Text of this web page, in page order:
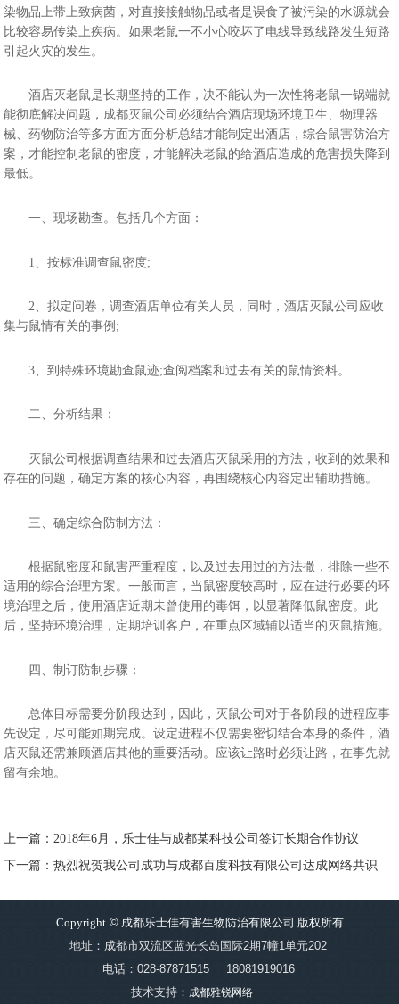
染物品上带上致病菌，对直接接触物品或者是误食了被污染的水源就会
比较容易传染上疾病。如果老鼠一不小心咬坏了电线导致线路发生短路
引起火灾的发生。
酒店灭老鼠是长期坚持的工作，决不能认为一次性将老鼠一锅端就
能彻底解决问题，成都灭鼠公司必须结合酒店现场环境卫生、物理器
械、药物防治等多方面方面分析总结才能制定出酒店，综合鼠害防治方
案，才能控制老鼠的密度，才能解决老鼠的给酒店造成的危害损失降到
最低。
一、现场勘查。包括几个方面：
1、按标准调查鼠密度;
2、拟定问卷，调查酒店单位有关人员，同时，酒店灭鼠公司应收
集与鼠情有关的事例;
3、到特殊环境勘查鼠迹;查阅档案和过去有关的鼠情资料。
二、分析结果：
灭鼠公司根据调查结果和过去酒店灭鼠采用的方法，收到的效果和
存在的问题，确定方案的核心内容，再围绕核心内容定出辅助措施。
三、确定综合防制方法：
根据鼠密度和鼠害严重程度，以及过去用过的方法撒，排除一些不
适用的综合治理方案。一般而言，当鼠密度较高时，应在进行必要的环
境治理之后，使用酒店近期未曾使用的毒饵，以显著降低鼠密度。此
后，坚持环境治理，定期培训客户，在重点区域辅以适当的灭鼠措施。
四、制订防制步骤：
总体目标需要分阶段达到，因此，灭鼠公司对于各阶段的进程应事
先设定，尽可能如期完成。设定进程不仅需要密切结合本身的条件，酒
店灭鼠还需兼顾酒店其他的重要活动。应该让路时必须让路，在事先就
留有余地。
上一篇：2018年6月，乐士佳与成都某科技公司签订长期合作协议
下一篇：热烈祝贺我公司成功与成都百度科技有限公司达成网络共识
Copyright©成都乐士佳有害生物防治有限公司 版权所有
地址：成都市双流区蓝光长岛国际2期7幢1单元202
电话：028-87871515
18081919016
技术支持： 成都雅锐网络